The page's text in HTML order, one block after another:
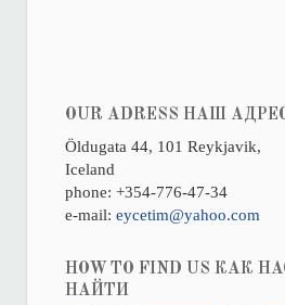
OUR ADRESS НАШ
Öldugata 44, 101 Reykjavik,
Iceland
phone: +354-776-47-34
e-mail: eycetim@yahoo.com
HOW TO FIND US КАК
НАЙТИ